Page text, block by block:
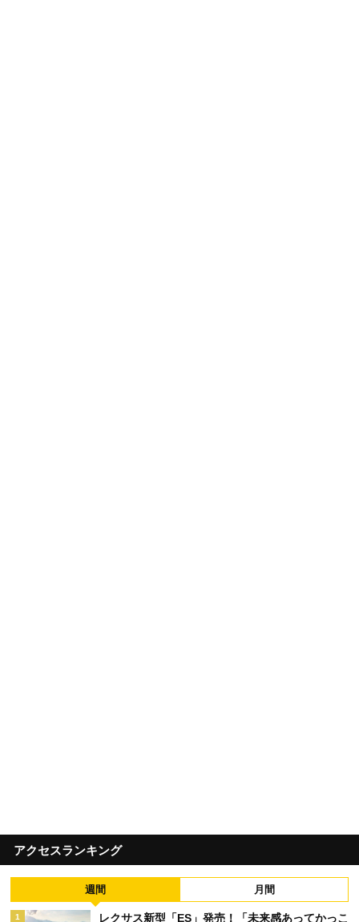
アクセスランキング
週間 月間
1 レクサス新型「ES」発売！「未来感あってかっこ